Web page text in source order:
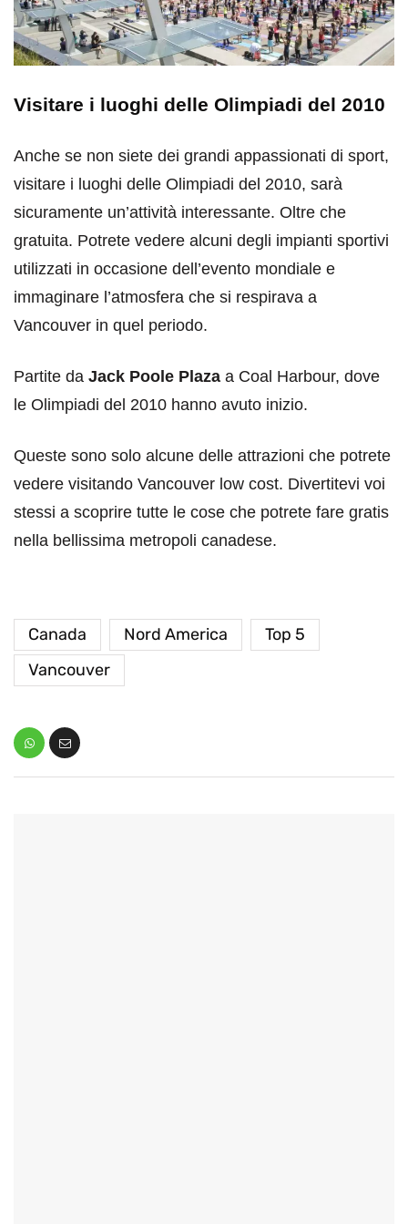
Visitare i luoghi delle Olimpiadi del 2010
Anche se non siete dei grandi appassionati di sport,
visitare i luoghi delle Olimpiadi del 2010, sarà
sicuramente un’attività interessante. Oltre che
gratuita. Potrete vedere alcuni degli impianti sportivi
utilizzati in occasione dell’evento mondiale e
immaginare l’atmosfera che si respirava a
Vancouver in quel periodo.
Partite da Jack Poole Plaza a Coal Harbour, dove
le Olimpiadi del 2010 hanno avuto inizio.
Queste sono solo alcune delle attrazioni che potrete
vedere visitando Vancouver low cost. Divertitevi voi
stessi a scoprire tutte le cose che potrete fare gratis
nella bellissima metropoli canadese.
Canada Nord America
Top 5
Vancouver